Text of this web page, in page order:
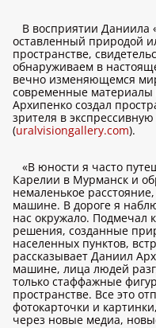
В восприятии Даниила
оставленный природой
пространстве,
обнаруживаем в
вечно изменяющемся
современные материалы
Архипенко создал
зрителя в
(uralvisiongallery.com).
«В юности я часто
Карелии в Мурманск и
немаленькое
машине. В дороге я
нас окружало. Подмечал
решения, созданные
населенных пунктов,
рассказывает Даниил
машине, лица людей
только стаффажные
пространстве. Все это
фотокарточки и
через новые медиа,